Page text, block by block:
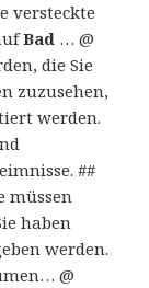
versteckte
Bad … @
die Sie
zuzusehen,
werden.
##
müssen
haben
werden.
@